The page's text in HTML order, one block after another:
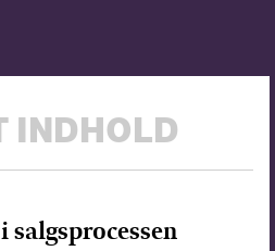
INDHOLD